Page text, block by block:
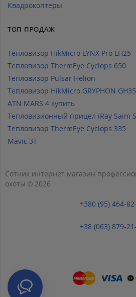
Квадрокоптеры
ТОП ПРОДАЖ
Тепловизор HikMicro LYNX Pro LH25
Тепловизор ThermEye Cyclops 650
Тепловизор Pulsar Helion
Тепловизор HikMicro GRYPHON
ATN MARS 4 купить
Тепловизионный прицел iRay Saim
Тепловизор ThermEye Cyclops 335
Mavic 3T
Сотник интернет магазин
охоты © 2026
+380 (95) 464-
+38 (063) 879-